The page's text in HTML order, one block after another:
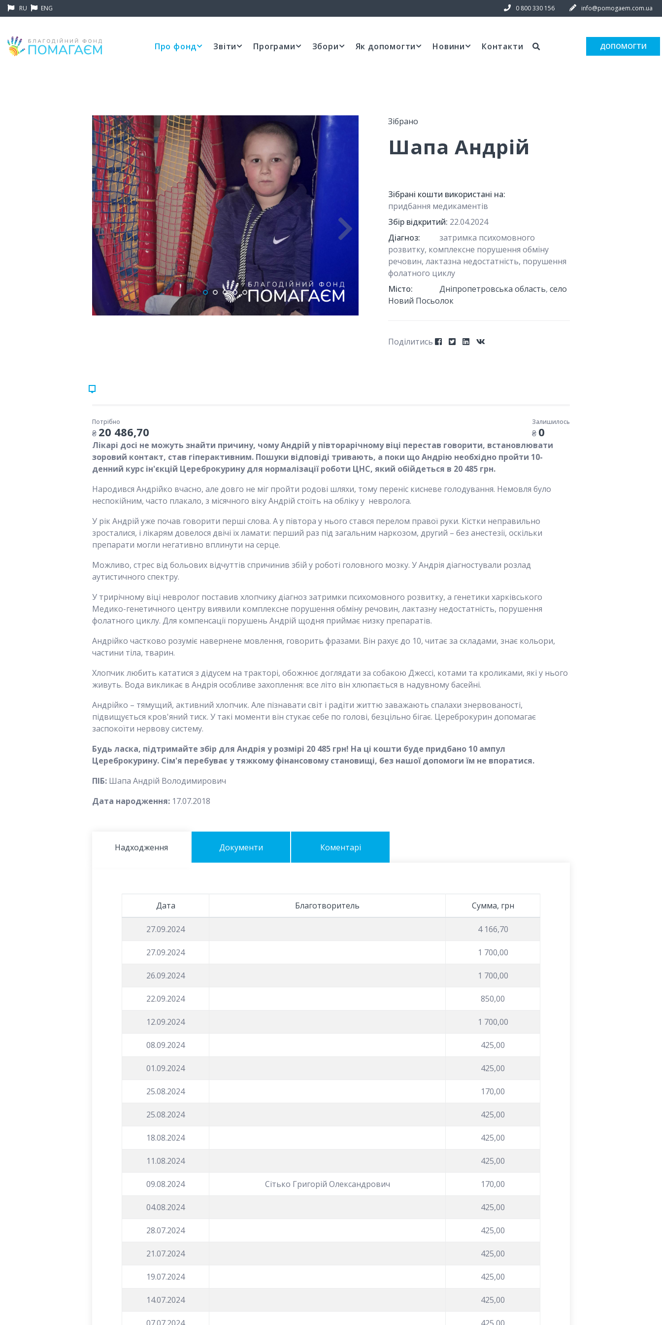
RU ENG 0 800 330 156 info@pomogaem.com.ua
Про фонд Звіти Програми Збори Як допомогти Новини Контакти ДОПОМОГТИ
Зібрано
Шапа Андрій
Зібрані кошти використані на:
придбання медикаментів
Збір відкритий: 22.04.2024
Діагноз:
затримка психомовного
розвитку, комплексне порушення обміну
речовин, лактазна недостатність, порушення
фолатного циклу
Місто:
Дніпропетровська область, село
Новий Посьолок
Поділитись
Потрібно
₴ 20 486,70
Залишилось
₴ 0
Лікарі досі не можуть знайти причину, чому Андрій у півторарічному віці перестав говорити, встановлювати
зоровий контакт, став гіперактивним. Пошуки відповіді тривають, а поки що Андрію необхідно пройти 10-
денний курс ін'єкцій Цереброкурину для нормалізації роботи ЦНС, який обійдеться в 20 485 грн.
Народився Андрійко вчасно, але довго не міг пройти родові шляхи, тому переніс кисневе голодування. Немовля було
неспокійним, часто плакало, з місячного віку Андрій стоїть на обліку у невролога.
У рік Андрій уже почав говорити перші слова. А у півтора у нього стався перелом правої руки. Кістки неправильно
зросталися, і лікарям довелося двічі їх ламати: перший раз під загальним наркозом, другий – без анестезії, оскільки
препарати могли негативно вплинути на серце.
Можливо, стрес від больових відчуттів спричинив збій у роботі головного мозку. У Андрія діагностували розлад
аутистичного спектру.
У трирічному віці невролог поставив хлопчику діагноз затримки психомовного розвитку, а генетики харківського
Медико-генетичного центру виявили комплексне порушення обміну речовин, лактазну недостатність, порушення
фолатного циклу. Для компенсації порушень Андрій щодня приймає низку препаратів.
Андрійко частково розуміє навернене мовлення, говорить фразами. Він рахує до 10, читає за складами, знає кольори,
частини тіла, тварин.
Хлопчик любить кататися з дідусем на тракторі, обожнює доглядати за собакою Джессі, котами та кроликами, які у нього
живуть. Вода викликає в Андрія особливе захоплення: все літо він хлюпається в надувному басейні.
Андрійко – тямущий, активний хлопчик. Але пізнавати світ і радіти життю заважають спалахи знервованості,
підвищується кров'яний тиск. У такі моменти він стукає себе по голові, безцільно бігає. Цереброкурин допомагає
заспокоїти нервову систему.
Будь ласка, підтримайте збір для Андрія у розмірі 20 485 грн! На ці кошти буде придбано 10 ампул
Цереброкурину. Сім'я перебуває у тяжкому фінансовому становищі, без нашої допомоги їм не впоратися.
ПІБ: Шапа Андрій Володимирович
Дата народження: 17.07.2018
Надходження Документи Коментарі
Дата Благотворитель Сумма, грн
27.09.2024 4 166,70
27.09.2024 1 700,00
26.09.2024 1 700,00
22.09.2024 850,00
12.09.2024 1 700,00
08.09.2024 425,00
01.09.2024 425,00
25.08.2024 170,00
25.08.2024 425,00
18.08.2024 425,00
11.08.2024 425,00
09.08.2024 Сітько Григорій Олександрович 170,00
04.08.2024 425,00
28.07.2024 425,00
21.07.2024 425,00
19.07.2024 425,00
14.07.2024 425,00